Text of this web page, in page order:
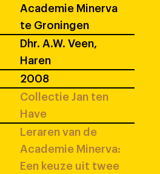
Academie Minerva
te Groningen
Dhr. A.W. Veen,
Haren
2008
Collectie Jan ten
Have
Leraren van de
Academie Minerva:
Een keuze uit twee